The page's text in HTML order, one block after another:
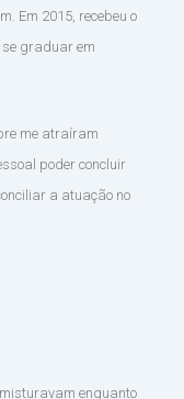
Em 2015, recebeu o
graduar em
me atraíram
poder concluir
a atuação no
enquanto